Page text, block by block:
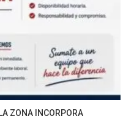
ZONA INCORPORA